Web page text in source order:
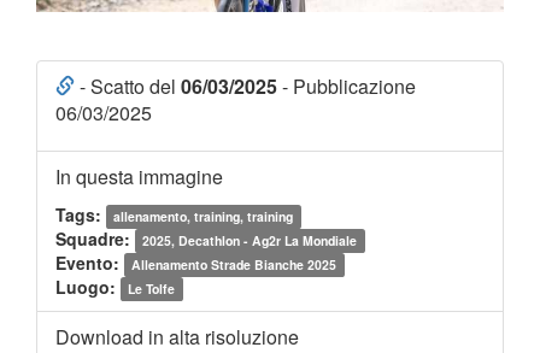
- Scatto del 06/03/2025- Pubblicazione
06/03/2025
In questa immagine
Tags: allenamento, training, training
Squadre: 2025, Decathlon - Ag2r La Mondiale
Evento: Allenamento Strade Bianche 2025
Luogo: Le Tolfe
Download in alta risoluzione